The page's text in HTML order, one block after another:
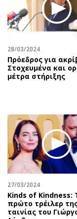
28/03/2024
Πρόεδρος για
Στοχευμένα και
μέτρα στήριξης
27/03/2024
Kinds of Kindness:
πρώτο τρέιλερ
ταινίας του